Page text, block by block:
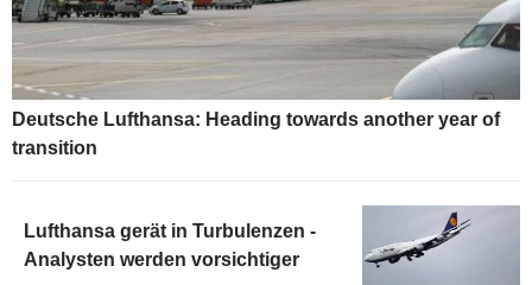
Deutsche Lufthansa: Heading towards another year of
transition
Lufthansa gerät in Turbulenzen -
Analysten werden vorsichtiger